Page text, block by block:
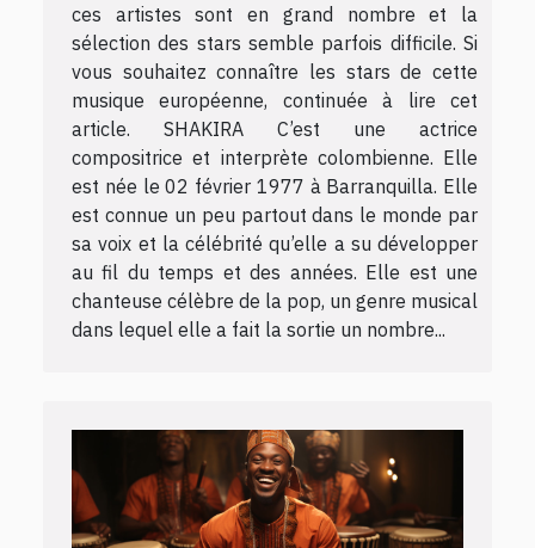
ces artistes sont en grand nombre et la
sélection des stars semble parfois difficile. Si
vous souhaitez connaître les stars de cette
musique européenne, continuée à lire cet
article. SHAKIRA C’est une actrice
compositrice et interprète colombienne. Elle
est née le 02 février 1977 à Barranquilla. Elle
est connue un peu partout dans le monde par
sa voix et la célébrité qu’elle a su développer
au fil du temps et des années. Elle est une
chanteuse célèbre de la pop, un genre musical
dans lequel elle a fait la sortie un nombre...